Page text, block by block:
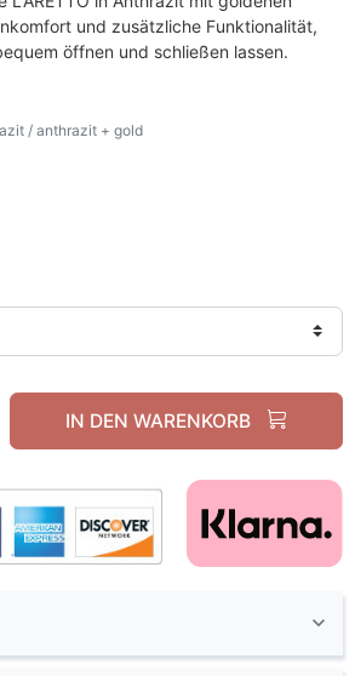
und zusätzliche Funktionalität,
öffnen und schließen lassen.
/ anthrazit + gold
+ gold
IN DEN WARENKORB